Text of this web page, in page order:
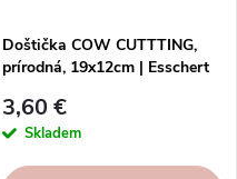
Doštička COW CUTTTING,
prírodná, 19x12cm | Esschert
3,60 €
Skladem